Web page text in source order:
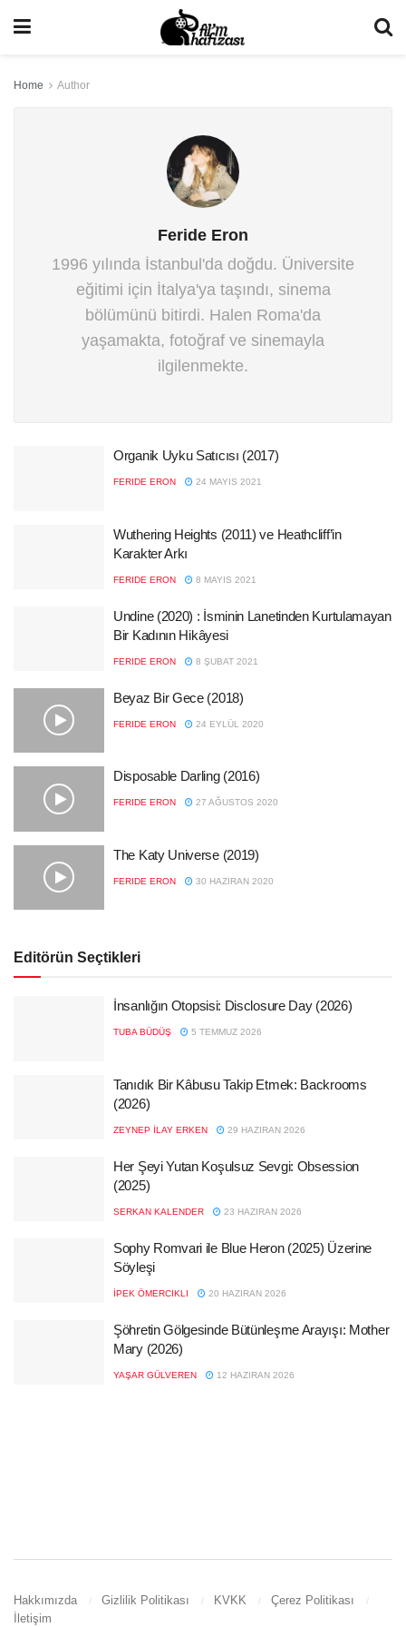
Home Author
Feride Eron
1996 yılında İstanbul'da doğdu. Üniversite
eğitimi için İtalya'ya taşındı, sinema
bölümünü bitirdi. Halen Roma'da
yaşamakta, fotoğraf ve sinemayla
ilgilenmekte.
Organik Uyku Satıcısı (2017)
FERIDE ERON 24 MAYIS 2021
Wuthering Heights (2011) ve Heathcliff’in
Karakter Arkı
FERIDE ERON 8 MAYIS 2021
Undine (2020) : İsminin Lanetinden Kurtulamayan
Bir Kadının Hikâyesi
FERIDE ERON 8 ŞUBAT 2021
Beyaz Bir Gece (2018)
FERIDE ERON 24 EYLÜL 2020
Disposable Darling (2016)
FERIDE ERON 27 AĞUSTOS 2020
The Katy Universe (2019)
FERIDE ERON 30 HAZIRAN 2020
Editörün Seçtikleri
İnsanlığın Otopsisi: Disclosure Day (2026)
TUBA BÜDÜŞ 5 TEMMUZ 2026
Tanıdık Bir Kâbusu Takip Etmek: Backrooms
(2026)
ZEYNEP İLAY ERKEN 29 HAZIRAN 2026
Her Şeyi Yutan Koşulsuz Sevgi: Obsession
(2025)
SERKAN KALENDER 23 HAZIRAN 2026
Sophy Romvari ile Blue Heron (2025) Üzerine
Söyleşi
İPEK ÖMERCIKLI 20 HAZIRAN 2026
Şöhretin Gölgesinde Bütünleşme Arayışı: Mother
Mary (2026)
YAŞAR GÜLVEREN 12 HAZIRAN 2026
Hakkımızda Gizlilik Politikası KVKK
Çerez Politikası
İletişim